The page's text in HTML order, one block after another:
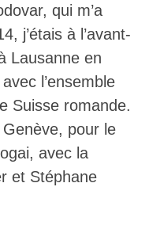
qui m’a
j’étais à l’avant-
Lausanne en
l’ensemble
Suisse romande.
pour le
avec la
et Stéphane